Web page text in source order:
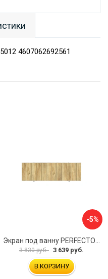
4607062692561
-5%
3 830 руб. 3 639 руб.
В КОРЗИНУ